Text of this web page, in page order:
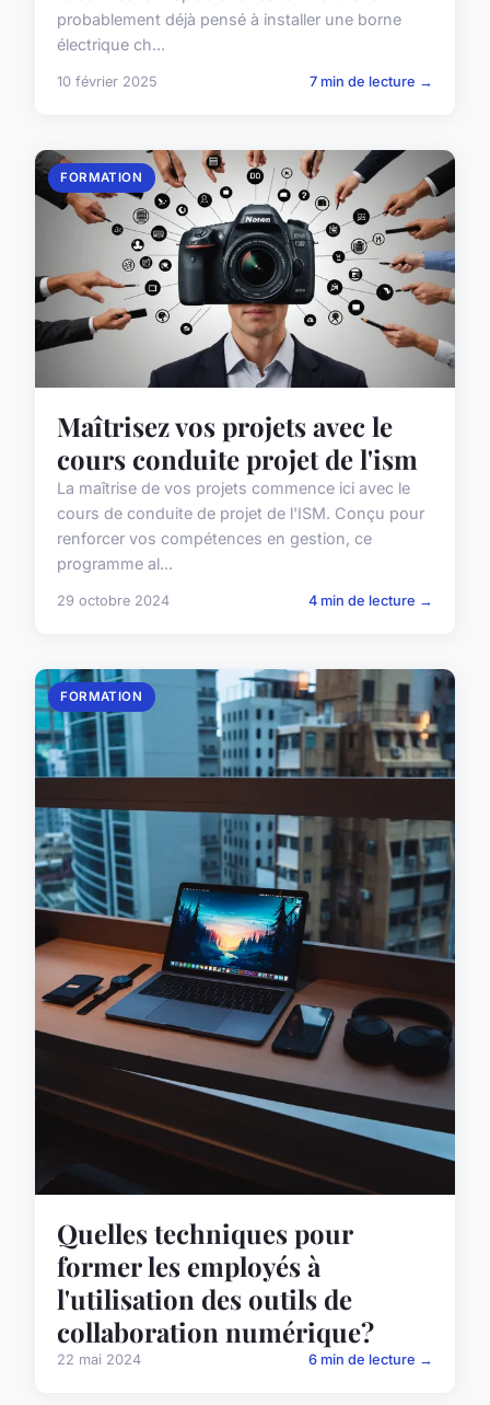
probablement déjà pensé à installer une borne
électrique ch...
10 février 2025 7 min de lecture →
FORMATION
Maîtrisez vos projets avec le
cours conduite projet de l'ism
La maîtrise de vos projets commence ici avec le
cours de conduite de projet de l'ISM. Conçu pour
renforcer vos compétences en gestion, ce
programme al...
29 octobre 2024 4 min de lecture →
FORMATION
Quelles techniques pour
former les employés à
l'utilisation des outils de
collaboration numérique?
22 mai 2024 6 min de lecture →